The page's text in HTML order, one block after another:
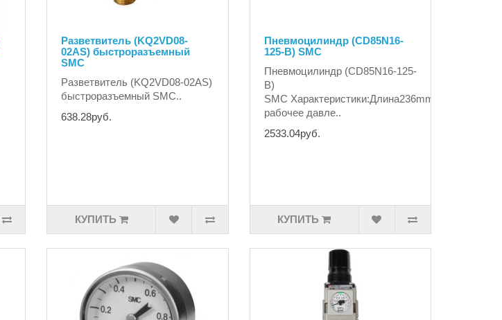
Разветвитель (KQ2VD08-
02AS) быстроразъемный
SMC
Разветвитель (KQ2VD08-02AS)
быстроразъемный SMC..
638.28руб.
КУПИТЬ
Пневмоцилиндр (CD85N16-
125-B) SMC
Пневмоцилиндр (CD85N16-125-
B)
SMC
рабочее давле..
2533.04руб.
КУПИТЬ